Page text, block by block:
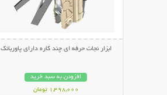
ابزار نجات حرفه ای چند کاره دارای پاوربانک
افزودن به سبد خرید
1,498,000 تومان